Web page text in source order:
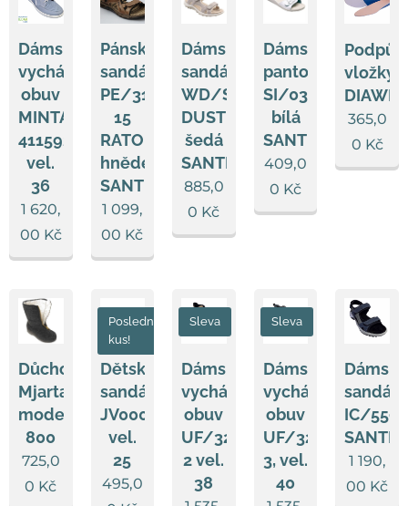
Dámská
vycházková
obuv
MINTAKA
411592/23
vel.
36
1 620,
00 Kč
Pánské
sandále
PE/31604-
15
RATO
hnědé
SANTÉ
1 099,
00 Kč
Dámský
sandál
WD/SINGHA
DUST
šedá
SANTÉ
885,0
0 Kč
Dámský
pantofel
SI/03C
bílá
SANTÉ
409,0
0 Kč
vložky
DIAWIN
365,0
0 Kč
Důchodky
Mjartan
model
800
725,0
0 Kč
Dětské
sandále
JV0005/006,
vel.
25
Poslední
kus!
495,0
Dámská
vycházková
obuv
UF/3216-
2 vel.
38
Sleva
Dámská
vycházková
obuv
UF/3216-
3, vel.
40
Sleva
Dámské
sandále
IC/
SANTÉ
1 190,
00 Kč